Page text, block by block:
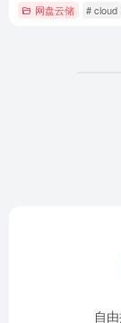
网盘云储 # cloud
自